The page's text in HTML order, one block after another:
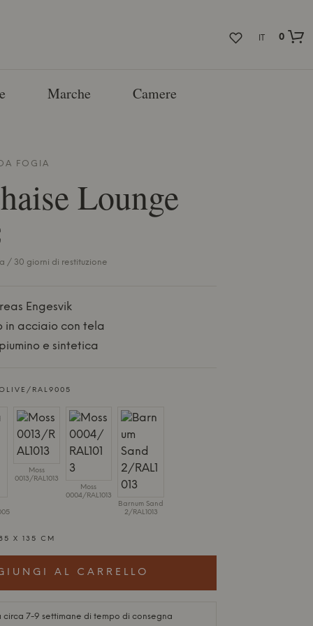
IT
0
Marche Camere
FOGIA
Lounge
/ 30 giorni di restituzione
Engesvik
in acciaio con tela
e sintetica
RAL9005
Moss
0013/RAL1013
Moss
0004/RAL1013
Barnum Sand
2/RAL1013
X 135 CM
AL CARRELLO
circa 7-9 settimane di tempo di consegna